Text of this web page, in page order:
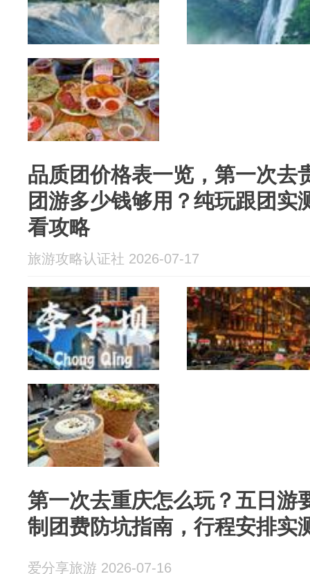
品质团价格表一览，第一次去
团游多少钱够用？纯玩跟团实
看攻略
旅游攻略认证社 2026-07-17
第一次去重庆怎么玩？五日游
制团费防坑指南，行程安排实
爱分享旅游 2026-07-16